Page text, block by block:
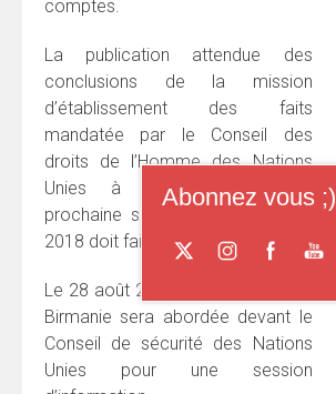
comptes.
La publication attendue des
conclusions de la mission
d’établissement des faits
mandatée par le Conseil des
droits de l’Homme des Nations
Unies à l’occasion de sa
prochaine session en septembre
2018 doit faire bouger les lignes.
Le 28 août 2018, la situation de la
Birmanie sera abordée devant le
Conseil de sécurité des Nations
Unies pour une session
Abonnez vous ;)